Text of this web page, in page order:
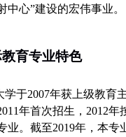
中心”建设的宏伟事业。
育专业特色
学于2007年获上级教育
年首次招生， 2012年
业。截至2019年，本专